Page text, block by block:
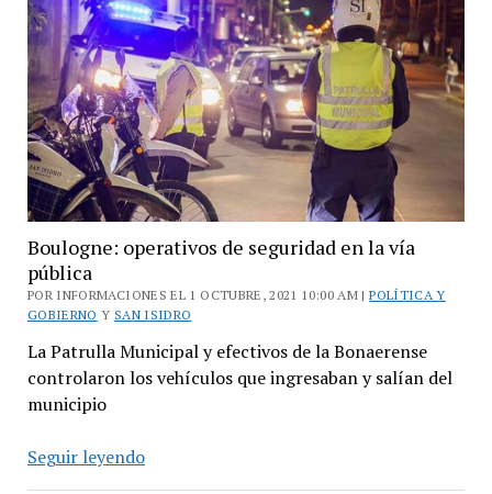
Boulogne: operativos de seguridad en la vía
pública
POR INFORMACIONES EL 1 OCTUBRE, 2021 10:00 AM |POLÍTICA Y
GOBIERNO Y SAN ISIDRO
La Patrulla Municipal y efectivos de la Bonaerense
controlaron los vehículos que ingresaban y salían del
municipio
Seguir leyendoBoulogne: